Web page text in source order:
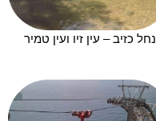
נחל כזיב – עין זיו ועין טמיר